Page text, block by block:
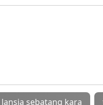
lansia sebatang kara